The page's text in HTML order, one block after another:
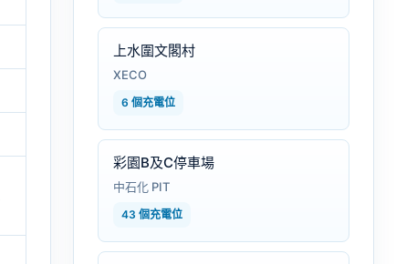
上水圍文閣村
XECO
6 個充電位
彩園B及C停車場
中石化 PIT
43 個充電位